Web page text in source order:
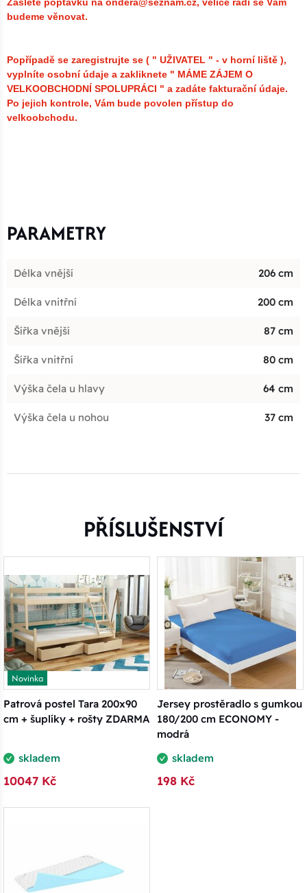
budeme věnovat.
Popřípadě se zaregistrujte se ( " UŽIVATEL " - v horní liště ),
vyplníte osobní údaje a zakliknete " MÁME ZÁJEM O
VELKOOBCHODNÍ SPOLUPRÁCI " a zadáte fakturační údaje.
Po jejich kontrole, Vám bude povolen přístup do
velkoobchodu.
PARAMETRY
Délka vnější 206 cm
Délka vnitřní 200 cm
Šířka vnější 87 cm
Šířka vnitřní 80 cm
Výška čela u hlavy 64 cm
Výška čela u nohou 37 cm
PŘÍSLUŠENSTVÍ
Novinka
Patrová postel Tara 200x90
cm + šuplíky + rošty ZDARMA
skladem
10047 Kč
Jersey prostěradlo s gumkou
180/200 cm ECONOMY -
modrá
skladem
198 Kč